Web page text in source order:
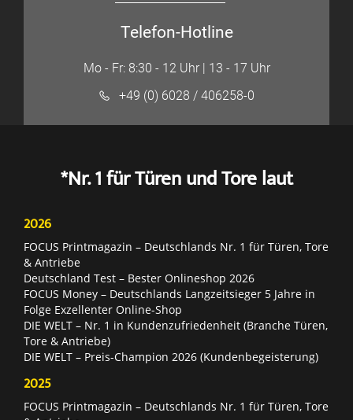
Telefon-Hotline
Mo - Fr: 8:30 - 12 Uhr | 13 - 17 Uhr
+49 (0) 6028 / 406258-0
*Nr. 1 für Türen und Tore laut
2026
FOCUS Printmagazin – Deutschlands Nr. 1 für Türen, Tore
& Antriebe
Deutschland Test – Bester Onlineshop 2026
FOCUS Money – Deutschlands Langzeitsieger 5 Jahre in
Folge Exzellenter Online-Shop
DIE WELT – Nr. 1 in Kundenzufriedenheit (Branche Türen,
Tore & Antriebe)
DIE WELT – Preis-Champion 2026 (Kundenbegeisterung)
2025
FOCUS Printmagazin – Deutschlands Nr. 1 für Türen, Tore